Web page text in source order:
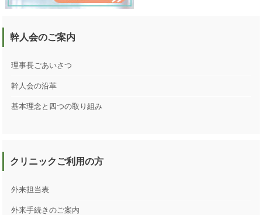
幹人会のご案内
理事長ごあいさつ
幹人会の沿革
基本理念と四つの取り組み
クリニックご利用の方
外来担当表
外来手続きのご案内